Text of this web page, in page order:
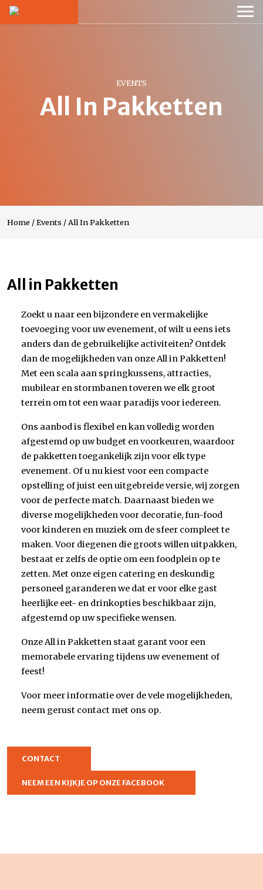
EVENTS
All In Pakketten
Home /Events / All In Pakketten
All in Pakketten
Zoekt u naar een bijzondere en vermakelijke
toevoeging voor uw evenement, of wilt u eens iets
anders dan de gebruikelijke activiteiten? Ontdek
dan de mogelijkheden van onze All in Pakketten!
Met een scala aan springkussens, attracties,
mubilear en stormbanen toveren we elk groot
terrein om tot een waar paradijs voor iedereen.
Ons aanbod is flexibel en kan volledig worden
afgestemd op uw budget en voorkeuren, waardoor
de pakketten toegankelijk zijn voor elk type
evenement. Of u nu kiest voor een compacte
opstelling of juist een uitgebreide versie, wij zorgen
voor de perfecte match. Daarnaast bieden we
diverse mogelijkheden voor decoratie, fun-food
voor kinderen en muziek om de sfeer compleet te
maken. Voor diegenen die groots willen uitpakken,
bestaat er zelfs de optie om een foodplein op te
zetten. Met onze eigen catering en deskundig
personeel garanderen we dat er voor elke gast
heerlijke eet- en drinkopties beschikbaar zijn,
afgestemd op uw specifieke wensen.
Onze All in Pakketten staat garant voor een
memorabele ervaring tijdens uw evenement of
feest!
Voor meer informatie over de vele mogelijkheden,
neem gerust contact met ons op.
CONTACT
NEEM EEN KIJKJE OP ONZE FACEBOOK